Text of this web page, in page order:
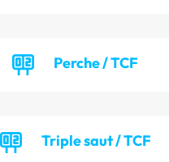
Perche / TCF
Triple saut / TCF